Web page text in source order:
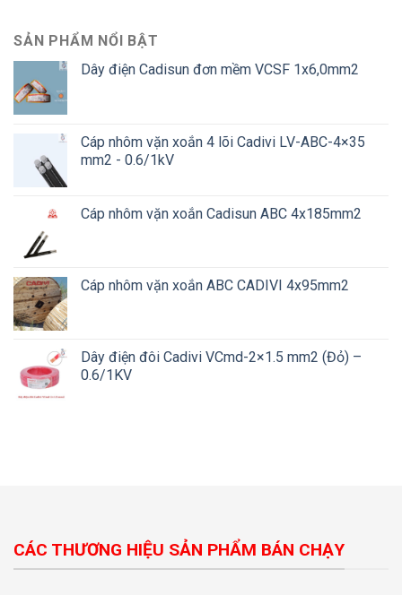
SẢN PHẨM NỔI BẬT
Dây điện Cadisun đơn mềm VCSF 1x6,0mm2
Cáp nhôm vặn xoắn 4 lõi Cadivi LV-ABC-4×35
mm2 - 0.6/1kV
Cáp nhôm vặn xoắn Cadisun ABC 4x185mm2
Cáp nhôm vặn xoắn ABC CADIVI 4x95mm2
Dây điện đôi Cadivi VCmd-2×1.5 mm2 (Đỏ) –
0.6/1KV
CÁC THƯƠNG HIỆU SẢN PHẨM BÁN CHẠY